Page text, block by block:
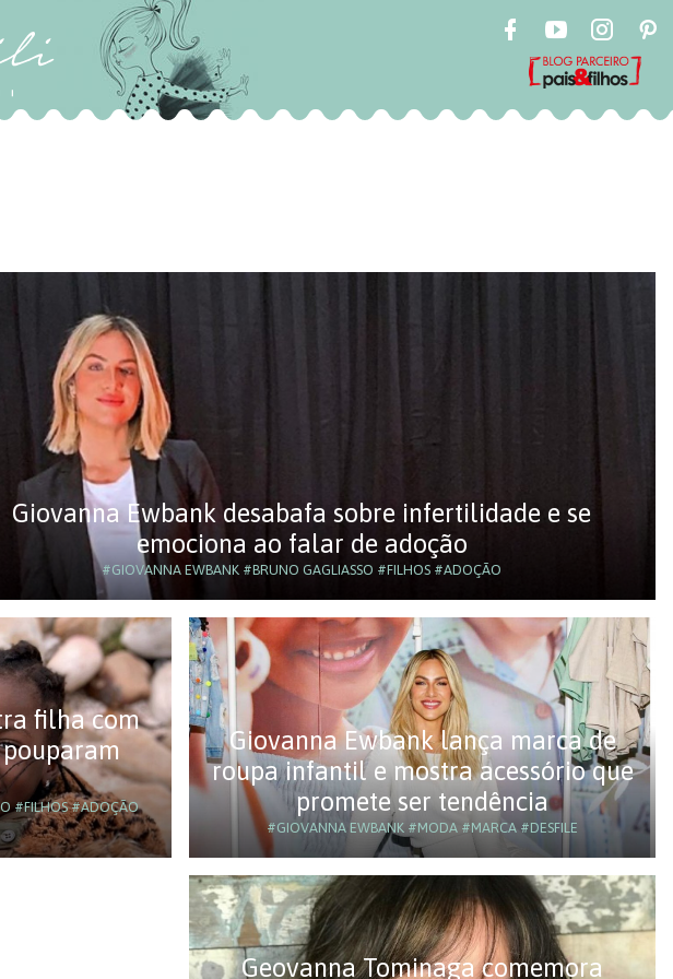
Giovanna Ewbank desabafa sobre infertilidade e se
emociona ao falar de adoção
#GIOVANNA EWBANK #BRUNO GAGLIASSO #FILHOS #ADOÇÃO
filha com
#FILHOS#ADOÇÃO
Giovanna Ewbank lança marca de
roupa infantil e mostra acessório que
promete ser tendência
#GIOVANNA EWBANK #MODA #MARCA #DESFILE
Geovanna Tominaga comemora